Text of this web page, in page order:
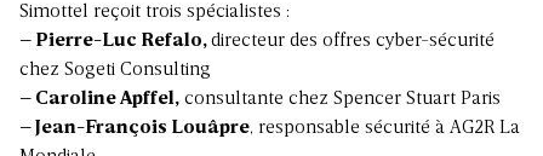
Simottel reçoit trois spécialistes :
– Pierre-Luc Refalo,directeur des offres cyber-sécurité
chez Sogeti Consulting
– Caroline Apffel, consultante chez Spencer Stuart Paris
– Jean-François Louâpre, responsable sécurité à AG2R La